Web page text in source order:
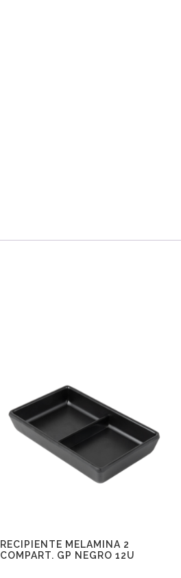
RECIPIENTE MELAMINA 2
COMPART. GP NEGRO 12U